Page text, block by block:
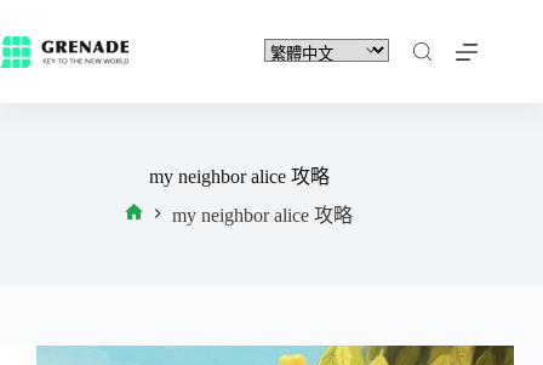
my neighbor alice 攻略
my neighbor alice 攻略